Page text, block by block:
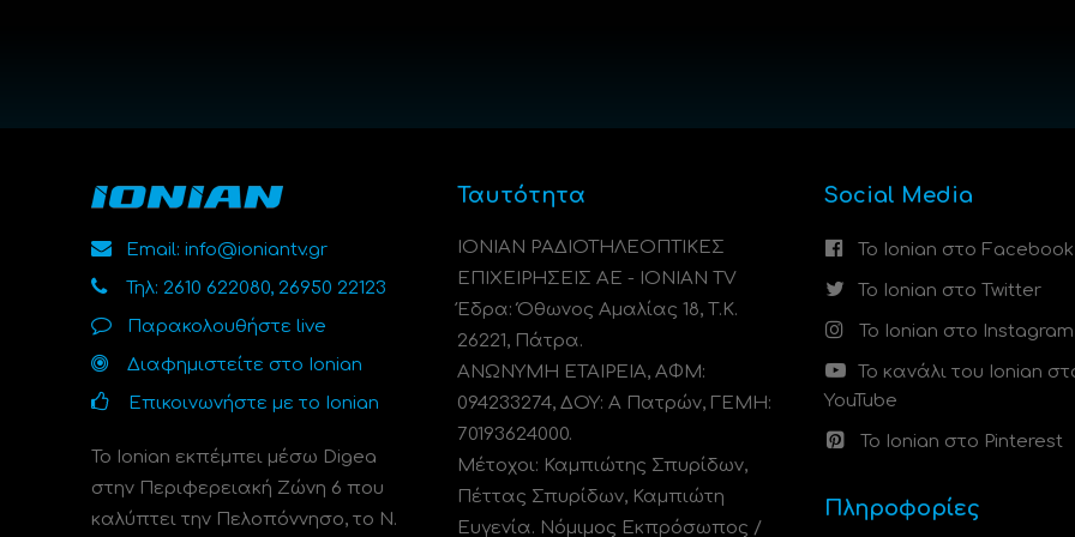
Email: info@ioniantv.gr
Τηλ: 2610 622080, 26950 22123
Παρακολουθήστε live
Διαφημιστείτε στο Ionian
Επικοινωνήστε με το Ionian
Το Ionian εκπέμπει μέσω Digea
στην Περιφερειακή Ζώνη 6 που
καλύπτει την Πελοπόννησο, το N.
Ταυτότητα
ΙΟΝΙΑΝ ΡΑΔΙΟΤΗΛΕΟΠΤΙΚΕΣ
ΕΠΙΧΕΙΡΗΣΕΙΣ ΑΕ - IONIAN TV
Έδρα: Όθωνος Αμαλίας 18, Τ.Κ.
26221, Πάτρα.
ΑΝΩΝΥΜΗ ΕΤΑΙΡΕΙΑ, ΑΦΜ:
094233274, ΔΟΥ: A Πατρών, ΓΕΜΗ:
70193624000.
Μέτοχοι: Καμπιώτης Σπυρίδων,
Πέττας Σπυρίδων, Καμπιώτη
Ευγενία. Νόμιμος Εκπρόσωπος /
Social Media
Το Ionian στο Facebook
Το Ionian στο Twitter
Το Ionian στο Instagram
Το κανάλι του Ionian
YouTube
Το Ionian στο Pinterest
Πληροφορίες